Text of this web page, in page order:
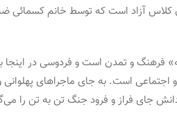
کلاس آزاد است که توسط خانم کسمائی
فرهنگ و تمدن است و فردوسی در
است. به جای ماجراهای پهلوانی و
جای فراز و فرود جنگ تن به تن را